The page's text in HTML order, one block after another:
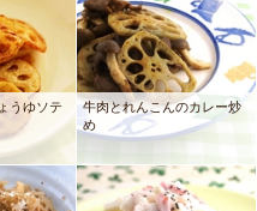
うゆソテ
牛肉とれんこんのカレー炒
め